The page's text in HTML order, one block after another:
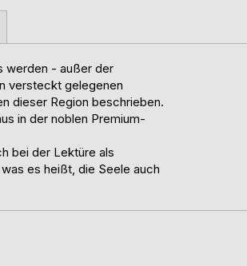
werden - außer der
versteckt gelegenen
dieser Region beschrieben.
in der noblen Premium-
bei der Lektüre als
es heißt, die Seele auch